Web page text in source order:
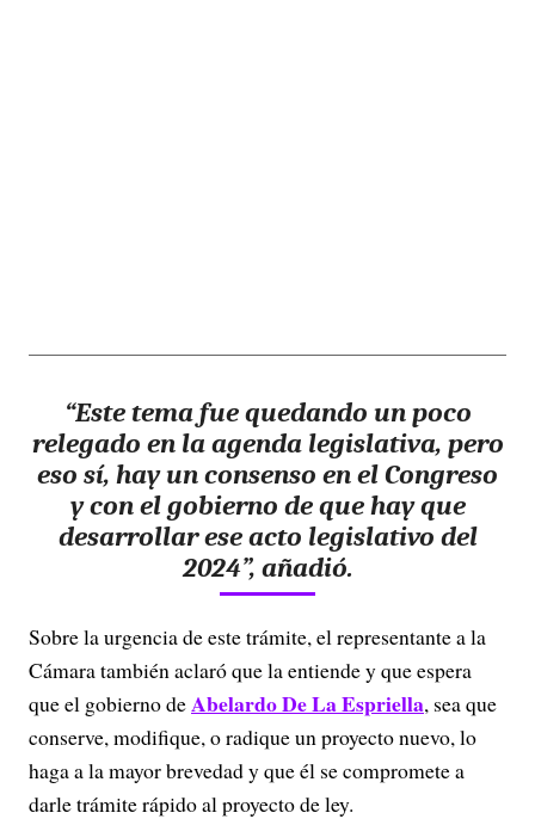
“Este tema fue quedando un poco
relegado en la agenda legislativa, pero
eso sí, hay un consenso en el Congreso
y con el gobierno de que hay que
desarrollar ese acto legislativo del
2024”, añadió.
Sobre la urgencia de este trámite, el representante a la
Cámara también aclaró que la entiende y que espera
que el gobierno deAbelardo De La Espriella, sea que
conserve, modifique, o radique un proyecto nuevo, lo
haga a la mayor brevedad y que él se compromete a
darle trámite rápido al proyecto de ley.